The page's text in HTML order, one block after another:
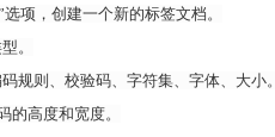
项，创建一个新的标签文档。
。
规则、校验码、字符集、字体、大小。
的高度和宽度。